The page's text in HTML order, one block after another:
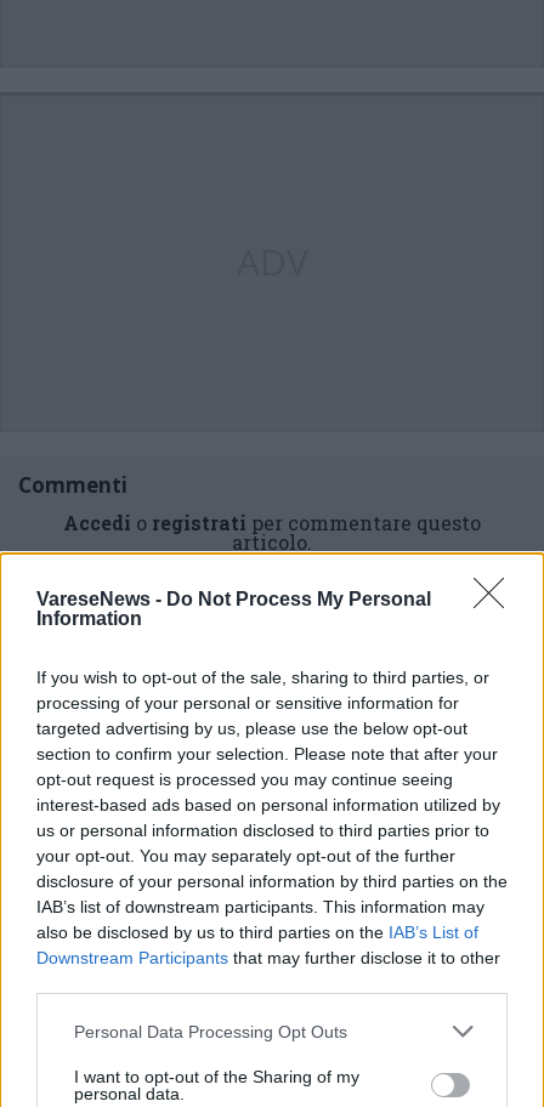
VareseNews - Do Not Process My Personal
Information
If you wish to opt-out of the sale, sharing to third parties, or
processing of your personal or sensitive information for
targeted advertising by us, please use the below opt-out
section to confirm your selection. Please note that after your
opt-out request is processed you may continue seeing
interest-based ads based on personal information utilized by
us or personal information disclosed to third parties prior to
your opt-out. You may separately opt-out of the further
disclosure of your personal information by third parties on the
IAB’s list of downstream participants. This information may
also be disclosed by us to third parties on the IAB’s List of
Downstream Participants that may further disclose it to other
Personal Data Processing Opt Outs
I want to opt-out of the Sharing of my
personal data.
Commenti
Accedi o registrati per commentare questo
articolo.
L'email è richiesta ma non verrà mostrata ai visitatori. Il contenuto di questo
commento esprime il pensiero dell'autore e non rappresenta la linea editoriale
di VareseNews.it, che rimane autonoma e indipendente. I messaggi inclusi nei
commenti non sono testi giornalistici, ma post inviati dai singoli lettori che
ADV